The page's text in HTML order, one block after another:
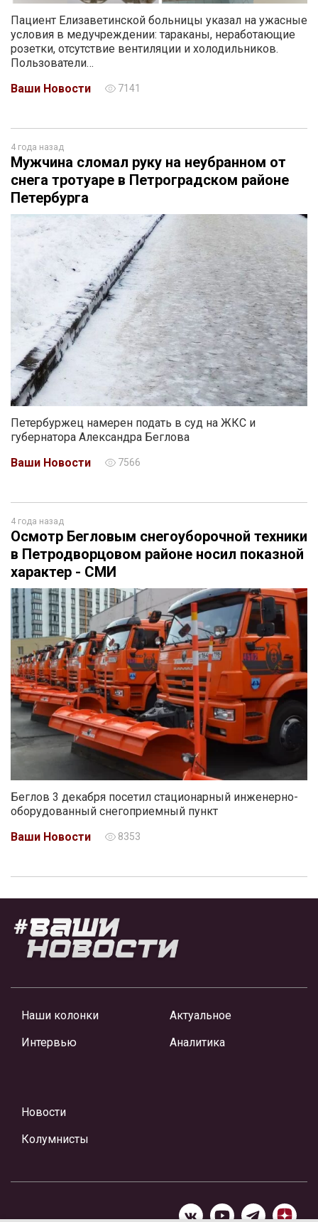
Пациент Елизаветинской больницы указал на ужасные
условия в медучреждении: тараканы, неработающие
розетки, отсутствие вентиляции и холодильников.
Пользователи…
Ваши Новости
7141
4 года назад
Мужчина сломал руку на неубранном от
снега тротуаре в Петроградском районе
Петербурга
Петербуржец намерен подать в суд на ЖКС и
губернатора Александра Беглова
Ваши Новости
7566
4 года назад
Осмотр Бегловым снегоуборочной техники
в Петродворцовом районе носил показной
характер - СМИ
Беглов 3 декабря посетил стационарный инженерно-
оборудованный снегоприемный пункт
Ваши Новости
8353
Наши колонки
Интервью
Актуальное
Аналитика
Новости
Колумнисты